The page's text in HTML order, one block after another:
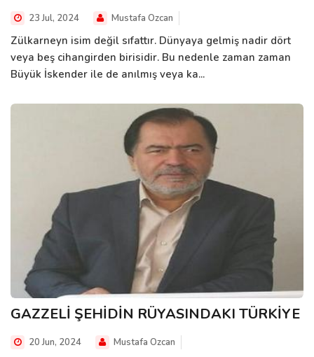
23 Jul, 2024 Mustafa Ozcan
Zülkarneyn isim değil sıfattır. Dünyaya gelmiş nadir dört
veya beş cihangirden birisidir. Bu nedenle zaman zaman
Büyük İskender ile de anılmış veya ka...
GAZZELİ ŞEHİDİN RÜYASINDAKI TÜRKİYE
20 Jun, 2024 Mustafa Ozcan